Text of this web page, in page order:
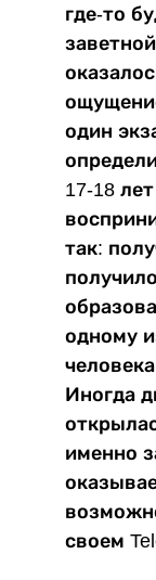
где-то
один
17-18
так:
одному
Иногда
именно
своем